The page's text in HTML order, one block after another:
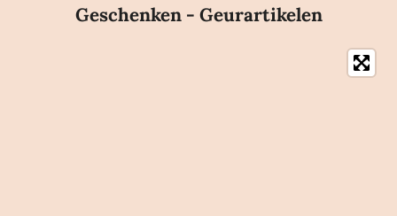
Geschenken - Geurartikelen